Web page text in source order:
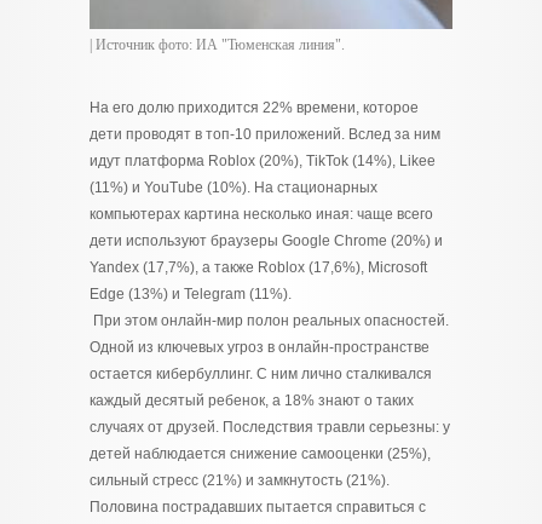
| Источник фото: ИА "Тюменская линия".
На его долю приходится 22% времени, которое
дети проводят в топ-10 приложений. Вслед за ним
идут платформа Roblox (20%), TikTok (14%), Likee
(11%) и YouTube (10%). На стационарных
компьютерах картина несколько иная: чаще всего
дети используют браузеры Google Chrome (20%) и
Yandex (17,7%), а также Roblox (17,6%), Microsoft
Edge (13%) и Telegram (11%).
При этом онлайн-мир полон реальных опасностей.
Одной из ключевых угроз в онлайн-пространстве
остается кибербуллинг. С ним лично сталкивался
каждый десятый ребенок, а 18% знают о таких
случаях от друзей. Последствия травли серьезны: у
детей наблюдается снижение самооценки (25%),
сильный стресс (21%) и замкнутость (21%).
Половина пострадавших пытается справиться с